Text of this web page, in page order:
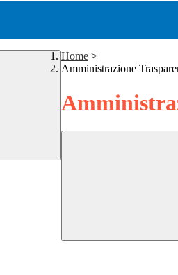
Home >
Amministrazione